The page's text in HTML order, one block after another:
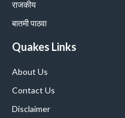
राजकीय
बातमी पाठवा
Quakes Links
About Us
Contact Us
Disclaimer